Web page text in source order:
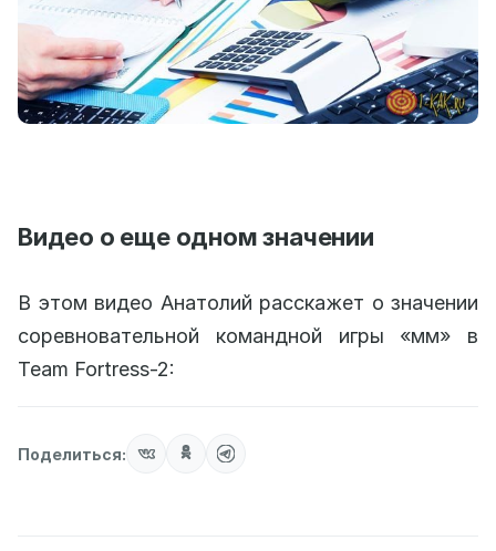
Видео о еще одном значении
В этом видео Анатолий расскажет о значении
соревновательной командной игры «мм» в
Team Fortress-2:
Поделиться: